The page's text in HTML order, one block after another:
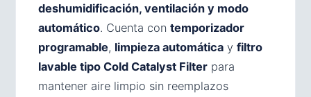
deshumidificación, ventilación y modo
automático. Cuenta con temporizador
programable, limpieza automática y filtro
lavable tipo Cold Catalyst Filter para
mantener aire limpio sin reemplazos